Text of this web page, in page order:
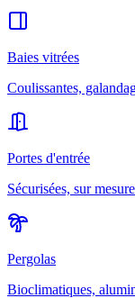
Baies vitrées
Coulissantes,
Portes d'entrée
Sécurisées, sur mesure
Pergolas
Bioclimatiques,